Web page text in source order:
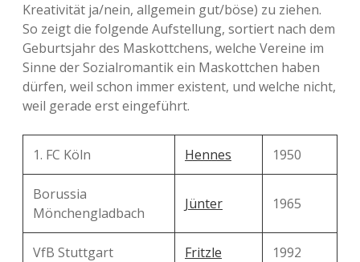
Kreativität ja/nein, allgemein gut/böse) zu ziehen.
So zeigt die folgende Aufstellung, sortiert nach dem
Geburtsjahr des Maskottchens, welche Vereine im
Sinne der Sozialromantik ein Maskottchen haben
dürfen, weil schon immer existent, und welche nicht,
weil gerade erst eingeführt.
1. FC Köln Hennes 1950
Borussia
Mönchengladbach
Jünter 1965
VfB Stuttgart Fritzle 1992